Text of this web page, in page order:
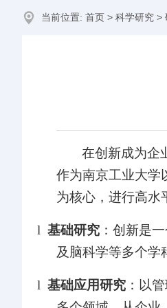
当前位置: 首页 > 科学研究 >
在创新成为企
作为南京工业大学
为核心，进行高水
l 基础研究 ：创新是
及脑科学等多个学
l 基础应用研究 ：以